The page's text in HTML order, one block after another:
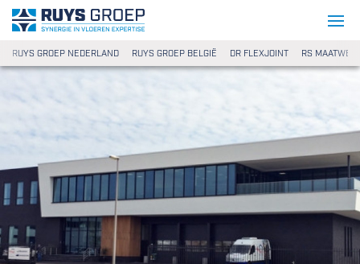
Ga naar content
Ruys Groep
RUYS GROEP NEDERLAND RUYS GROEP BELGIË DR FLEXJOINT RS